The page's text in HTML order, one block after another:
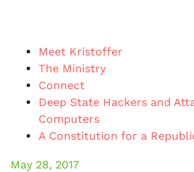
Meet Kristoffer
The Ministry
Connect
Deep State Hackers and
Computers
A Constitution for a
May 28, 2017